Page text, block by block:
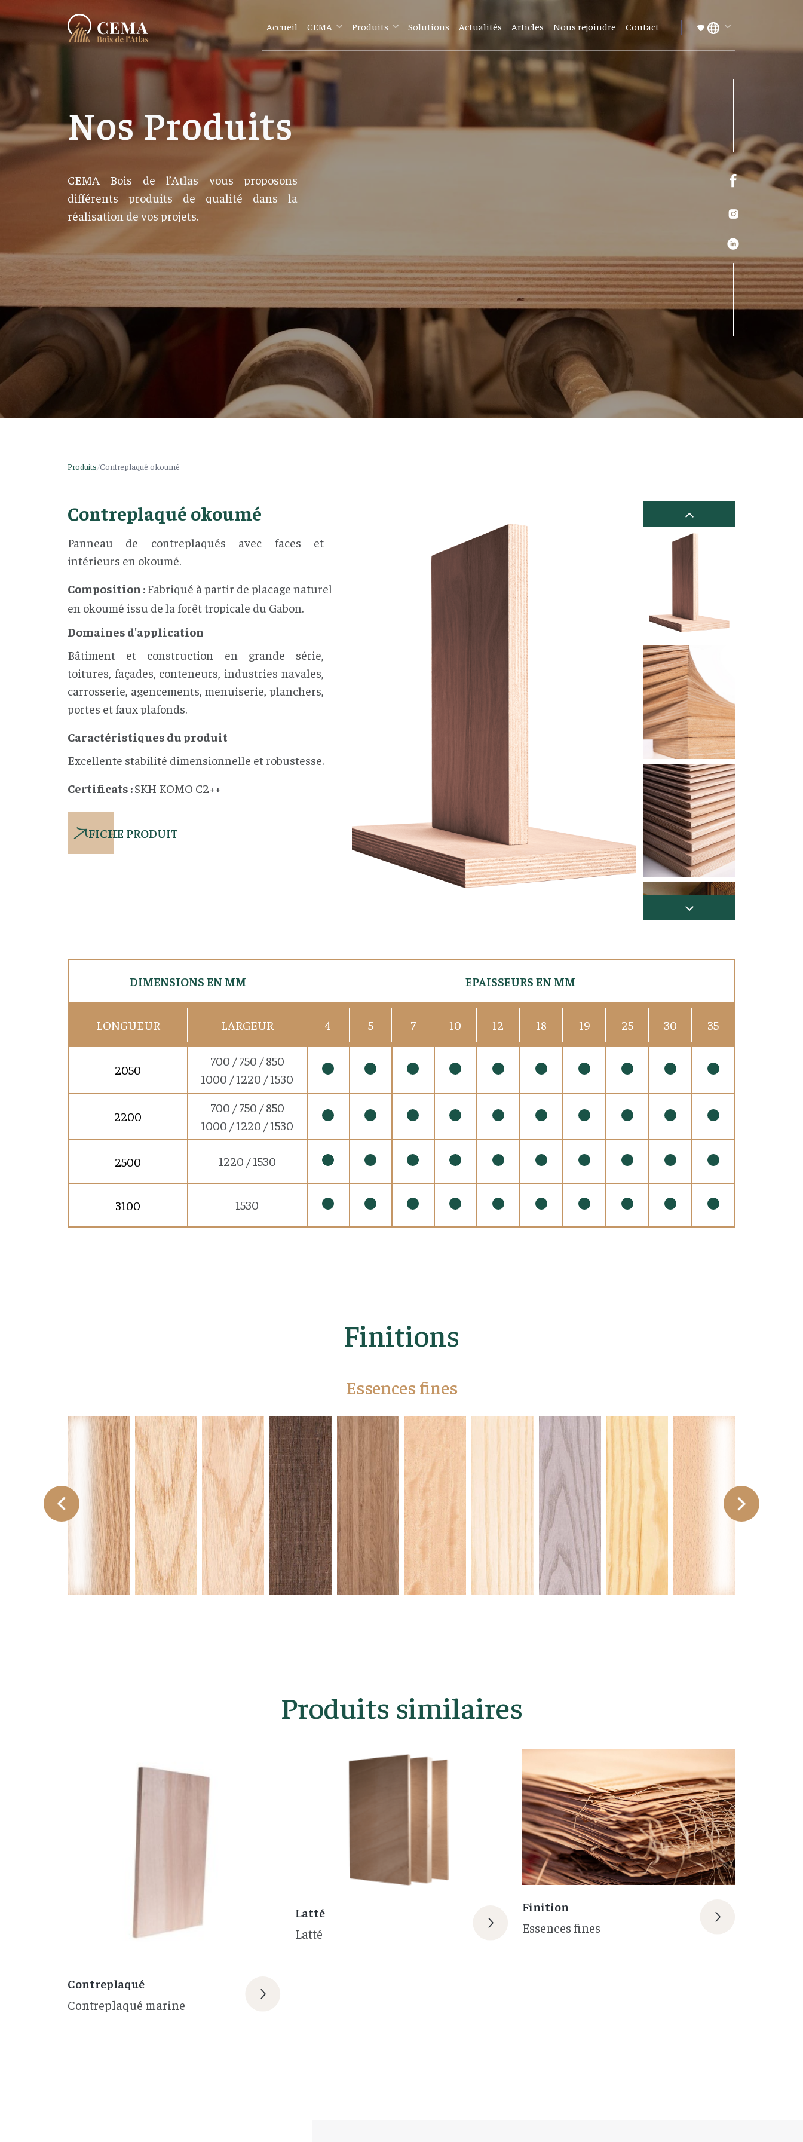
Accueil CEMA Produits Solutions Actualités Articles Nous rejoindre Contact
Nos Produits
CEMA Bois de l’Atlas vous proposons
différents produits de qualité dans la
réalisation de vos projets.
Produits/Contreplaqué okoumé
Contreplaqué okoumé
Panneau de contreplaqués avec faces et
intérieurs en okoumé.
Composition :Fabriqué à partir de placage naturel
en okoumé issu de la forêt tropicale du Gabon.
Domaines d'application
Bâtiment et construction en grande série,
toitures, façades, conteneurs, industries navales,
carrosserie, agencements, menuiserie, planchers,
portes et faux plafonds.
Caractéristiques du produit
Excellente stabilité dimensionnelle et robustesse.
Certificats :SKH KOMO C2++
FICHE PRODUIT
DIMENSIONS EN MM EPAISSEURS EN MM
LONGUEUR LARGEUR 4 5 7 10 12 18 19 25 30 35
2050
700 / 750 / 850
1000 / 1220 / 1530
2200
700 / 750 / 850
1000 / 1220 / 1530
2500 1220 / 1530
3100 1530
Finitions
Essences fines
Produits similaires
Contreplaqué
Contreplaqué marine
Latté
Latté
Finition
Essences fines